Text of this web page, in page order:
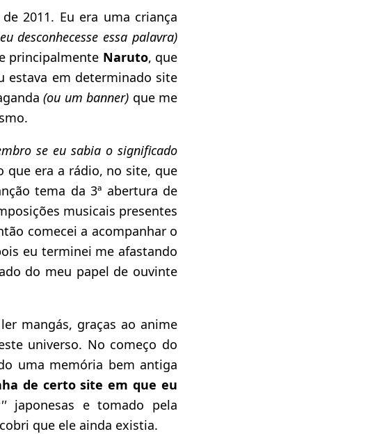
2011. Eu era uma criança
desconhecesse essa palavra)
principalmente Naruto, que
estava em determinado site
(ou um banner) que me
se eu sabia o significado
que era a rádio, no site, que
tema da 3ª abertura de
musicais presentes
comecei a acompanhar o
eu terminei me afastando
do meu papel de ouvinte
mangás, graças ao anime
universo. No começo do
uma memória bem antiga
de certo site em que eu
japonesas e tomado pela
que ele ainda existia.